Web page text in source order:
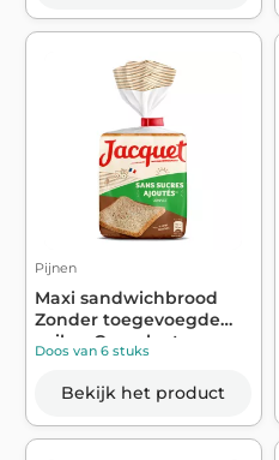
Pijnen
Maxi sandwichbrood
Zonder toegevoegde
suiker Compleet...
Doos van 6 stuks
Bekijk het product